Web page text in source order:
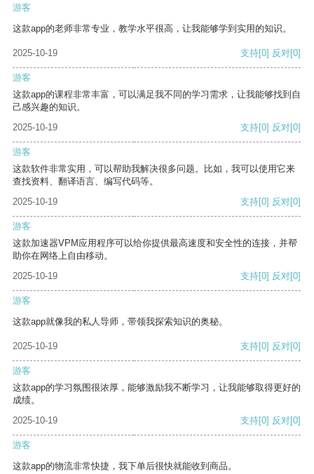
游客
这款app的老师非常专业，教学水平很高，让我能够学到实用的知识。
2025-10-19 支持[0] 反对[0]
游客
这款app的课程非常丰富，可以满足我不同的学习需求，让我能够找到自
己感兴趣的知识。
2025-10-19
支持[0] 反对[0]
游客
这款软件非常实用，可以帮助我解决很多问题。比如，我可以使用它来
查找资料、翻译语言、编写代码等。
2025-10-19
支持[0] 反对[0]
游客
这款加速器VPM应用程序可以给你提供最高速度和安全性的连接，并帮
助你在网络上自由移动。
2025-10-19
支持[0] 反对[0]
游客
这款app就像我的私人导师，带领我探索知识的奥秘。
2025-10-19 支持[0] 反对[0]
游客
这款app的学习氛围很浓厚，能够激励我不断学习，让我能够取得更好的
成绩。
2025-10-19
支持[0] 反对[0]
游客
这款app的物流非常快捷，我下单后很快就能收到商品。